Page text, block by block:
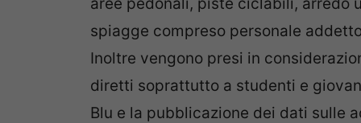
spiagge compreso personale
Inoltre vengono presi in
diretti soprattutto a studenti e
Blu e la pubblicazione dei dati sulle